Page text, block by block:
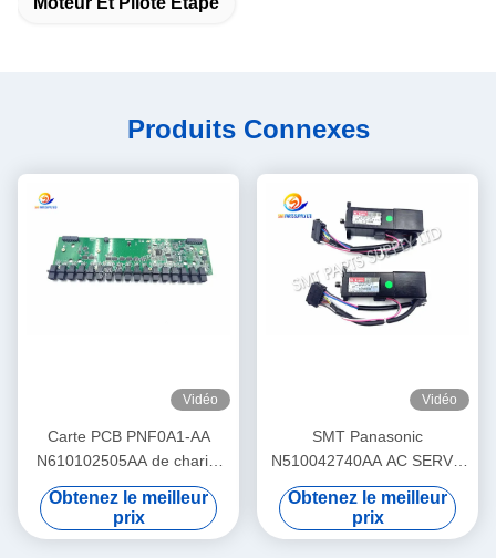
Produits Connexes
Vidéo
Carte PCB PNF0A1-AA
N610102505AA de chariot
d'alimentation de machine
de SMT Panasonic NPM
Obtenez le meilleur
prix
Vidéo
SMT Panasonic
N510042740AA AC SERVO
MOTOR 3W MULTI Theta-
Motor P50BA2002BXS3C 3
HD Light Weight
Obtenez le meilleur
prix